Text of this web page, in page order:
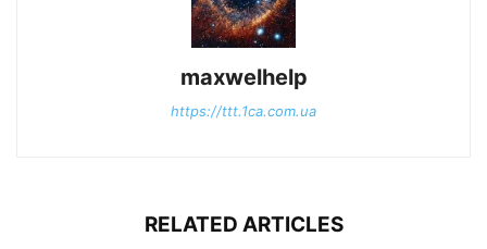
maxwelhelp
https://ttt.1ca.com.ua
RELATED ARTICLES